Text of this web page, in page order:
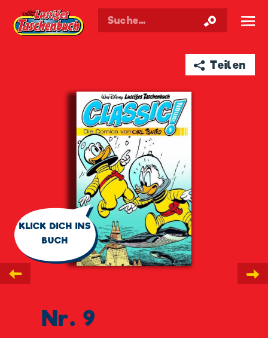
Walt Disneys Taschenbuch ☰
➦ Teilen
←
🗨
KLICK DICH INS
BUCH
Nr. 9
→